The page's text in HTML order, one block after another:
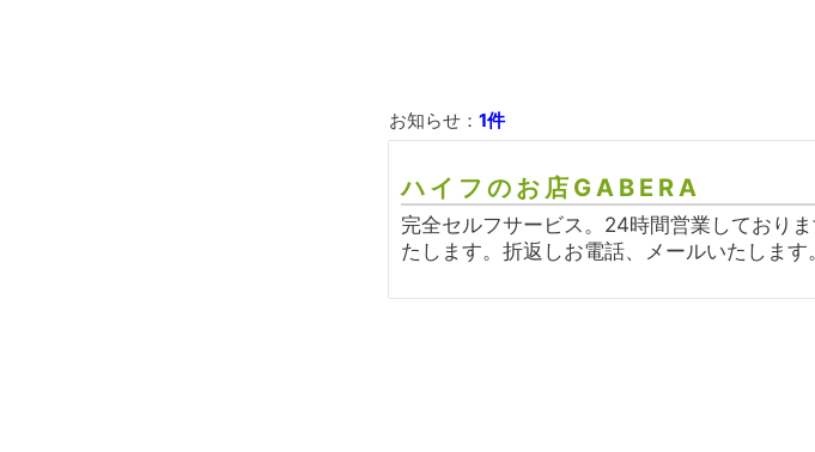
お知らせ： 1件
ハイフのお店GABERA
完全セルフサービス。24時間営業しており
たします。折返しお電話、メールいたします